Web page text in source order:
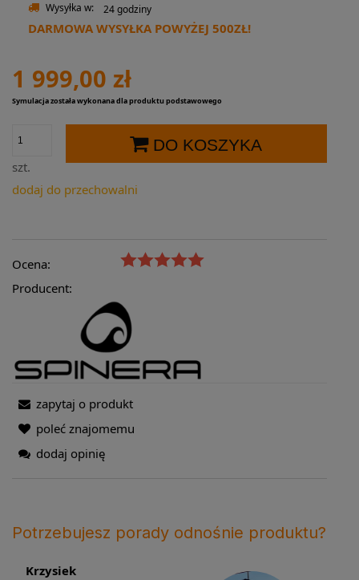
Wysyłka w: 24 godziny
DARMOWA WYSYŁKA POWYŻEJ 500ZŁ!
1 999,00 zł
Symulacja została wykonana dla produktu podstawowego
szt.
DO KOSZYKA
dodaj do przechowalni
Ocena:
Producent:
zapytaj o produkt
poleć znajomemu
dodaj opinię
Potrzebujesz porady odnośnie produktu?
Krzysiek